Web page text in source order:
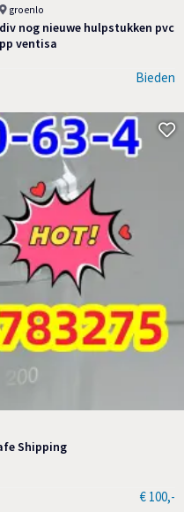
groenlo
div nog nieuwe hulpstukken pvc
pp ventisa
Bieden
Shipping
€ 100,-